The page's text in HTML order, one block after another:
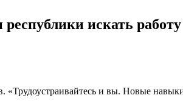
искать работу
и вы. Новые